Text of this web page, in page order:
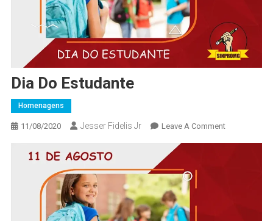
Dia Do Estudante
Homenagens
11/08/2020 Jesser Fidelis Jr Leave A CommentOn